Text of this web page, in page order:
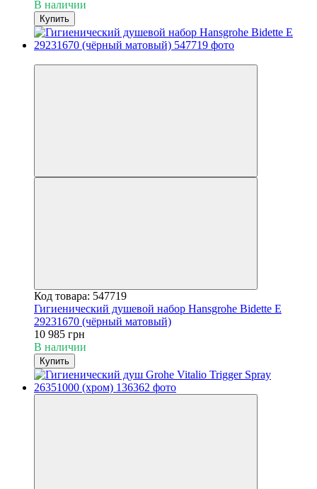
В наличии
Купить
Код товара: 547719
Гигиенический душевой набор Hansgrohe Bidette E
29231670 (чёрный матовый)
10 985 грн
В наличии
Купить